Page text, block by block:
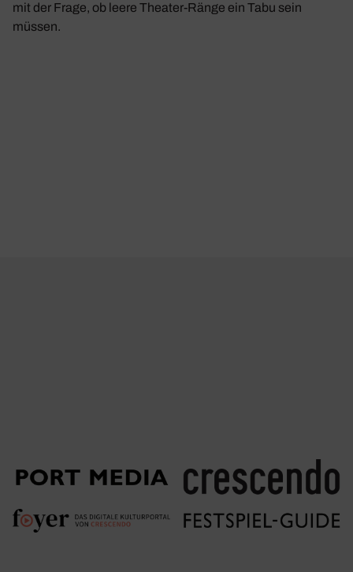
mit der Frage, ob leere Theater-Ränge ein Tabu sein
müssen.